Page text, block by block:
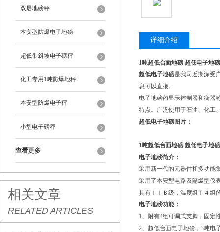
双层地磅秤
本安型防爆电子地磅
超低带斜坡电子磅秤
化工专用1吨防爆地秤
本安型防爆电子秤
小型电子磅秤
查看更多
相关文章
RELATED ARTICLES
详细介绍
1吨超低台面地磅 超低电子地
超低电子地磅是我司近期深受
息可以直接。
电子地磅的显示控制器和衡器
特点。广泛使用于石油、化工
超低电子地磅图片：
1吨超低台面地磅 超低电子地
电子地磅简介：
采用新一代的元器件和多功能
采用了本安型电路及隔爆型仪
具有ＩＩＢ级，温度组Ｔ４组
电子地磅功能：
1、附有4组可调式支脚，固定
2、超低台面电子地磅，3吨电